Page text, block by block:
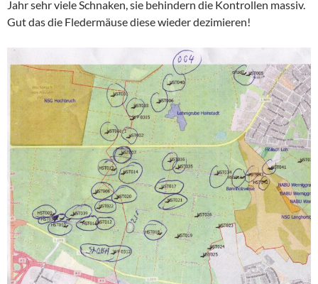
Jahr sehr viele Schnaken, sie behindern die Kontrollen massiv.
Gut das die Fledermäuse diese wieder dezimieren!